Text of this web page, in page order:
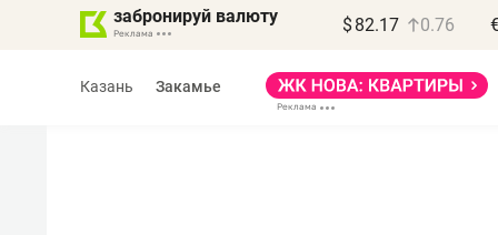
забронируй валюту $ 82.17 0.76
Казань Закамье